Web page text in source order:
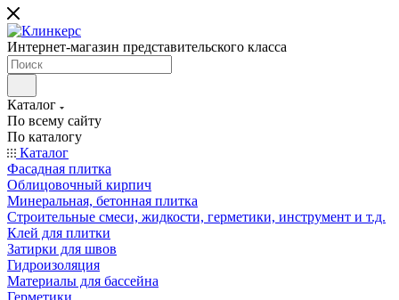
Интернет-магазин представительского класса
Каталог
По всему сайту
По каталогу
Каталог
Фасадная плитка
Облицовочный кирпич
Минеральная, бетонная плитка
Строительные смеси, жидкости, герметики, инструмент и т.д.
Клей для плитки
Затирки для швов
Гидроизоляция
Материалы для бассейна
Герметики